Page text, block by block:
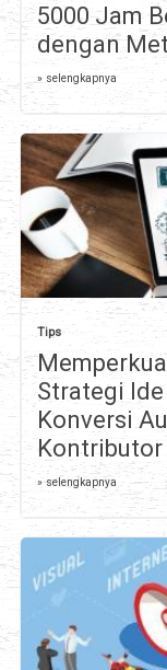
5000 Jam
dengan
» selengkapnya
Tips
Strategi
Konversi
Kontributor
» selengkapnya